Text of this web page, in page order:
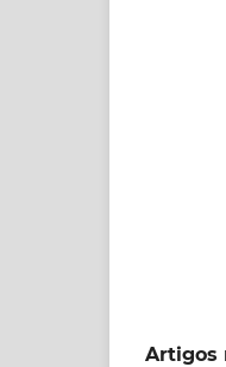
Artigos